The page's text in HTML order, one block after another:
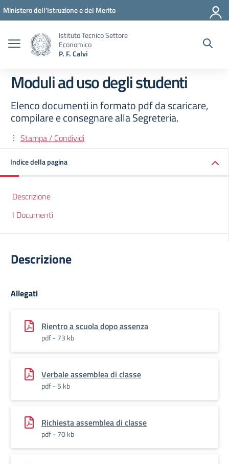
Vai ai contenuti
Vai al menu di navigazione
Vai al footer
Ministero dell'Istruzione e del Merito
Istituto Tecnico Settore
Economico
P. F. Calvi
Moduli ad uso degli studenti
Elenco documenti in formato pdf da scaricare,
compilare e consegnare alla Segreteria.
Stampa / Condividi
Indice della pagina
Descrizione
I Documenti
Descrizione
Allegati
Rientro a scuola dopo assenza
pdf - 73 kb
Verbale assemblea di classe
pdf - 5 kb
Richiesta assemblea di classe
pdf - 70 kb